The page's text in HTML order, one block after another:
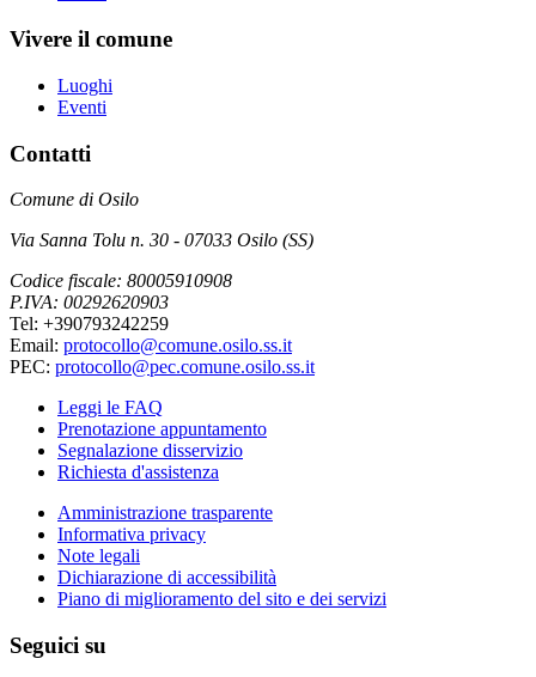
Vivere il comune
Luoghi
Eventi
Contatti
Comune di Osilo
Via Sanna Tolu n. 30 - 07033 Osilo (SS)
Codice fiscale: 80005910908
P.IVA: 00292620903
Tel: +390793242259
Email: protocollo@comune.osilo.ss.it
PEC: protocollo@pec.comune.osilo.ss.it
Leggi le FAQ
Prenotazione appuntamento
Segnalazione disservizio
Richiesta d'assistenza
Amministrazione trasparente
Informativa privacy
Note legali
Dichiarazione di accessibilità
Piano di miglioramento del sito e dei servizi
Seguici su